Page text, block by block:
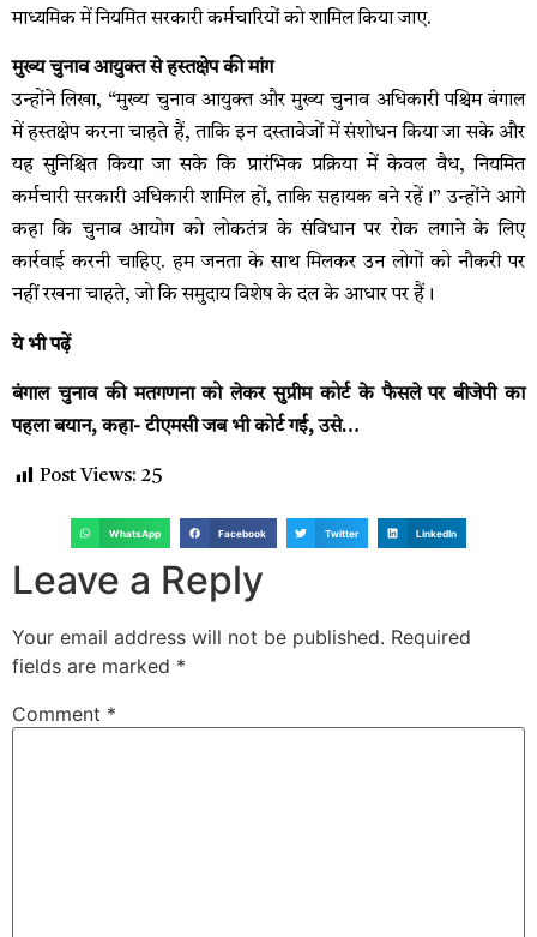
माध्यमिक में नियमित सरकारी कर्मचारियों को शामिल किया जाए.
मुख्य चुनाव आयुक्त से हस्तक्षेप की मांग
उन्होंने लिखा, “मुख्य चुनाव आयुक्त और मुख्य चुनाव अधिकारी पश्चिम बंगाल
में हस्तक्षेप करना चाहते हैं, ताकि इन दस्तावेजों में संशोधन किया जा सके और
यह सुनिश्चित किया जा सके कि प्रारंभिक प्रक्रिया में केवल वैध, नियमित
कर्मचारी सरकारी अधिकारी शामिल हों, ताकि सहायक बने रहें।” उन्होंने आगे
कहा कि चुनाव आयोग को लोकतंत्र के संविधान पर रोक लगाने के लिए
कार्रवाई करनी चाहिए. हम जनता के साथ मिलकर उन लोगों को नौकरी पर
नहीं रखना चाहते, जो कि समुदाय विशेष के दल के आधार पर हैं।
ये भी पढ़ें
बंगाल चुनाव की मतगणना को लेकर सुप्रीम कोर्ट के फैसले पर बीजेपी का
पहला बयान, कहा- टीएमसी जब भी कोर्ट गई, उसे…
Post Views: 25
WhatsApp Facebook Twitter LinkedIn
Leave a Reply
Your email address will not be published. Required
fields are marked *
Comment *